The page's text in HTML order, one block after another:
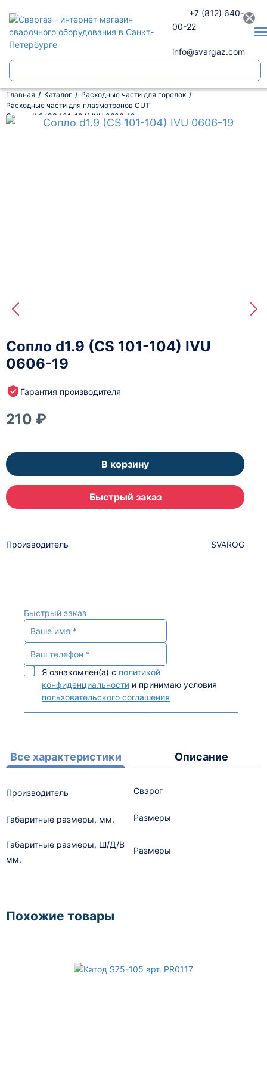
+7 (812) 640-
00-22
info@svargaz.com
Главная Каталог
Расходные части для горелок
Расходные части для плазмотронов CUT
Сопло d1.9 (CS 101-104) IVU 0606-19
Сопло d1.9 (CS 101-104) IVU
0606-19
Гарантия производителя
210 ₽
В корзину
Быстрый заказ
Производитель SVAROG
Быстрый заказ
Я ознакомлен(а) с политикой
конфиденциальности и принимаю условия
пользовательского соглашения
Все характеристики Описание
Производитель Сварог
Габаритные размеры, мм. Размеры
Габаритные размеры, Ш/Д/В
мм.
Размеры
Похожие товары
×